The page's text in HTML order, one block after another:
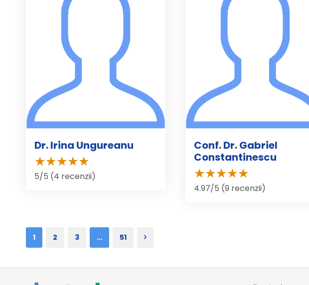
Dr. Irina Ungureanu
5/5 (4 recenzii)
Conf. Dr. Gabriel
Constantinescu
4.97/5 (9 recenzii)
1 2 3 … 51